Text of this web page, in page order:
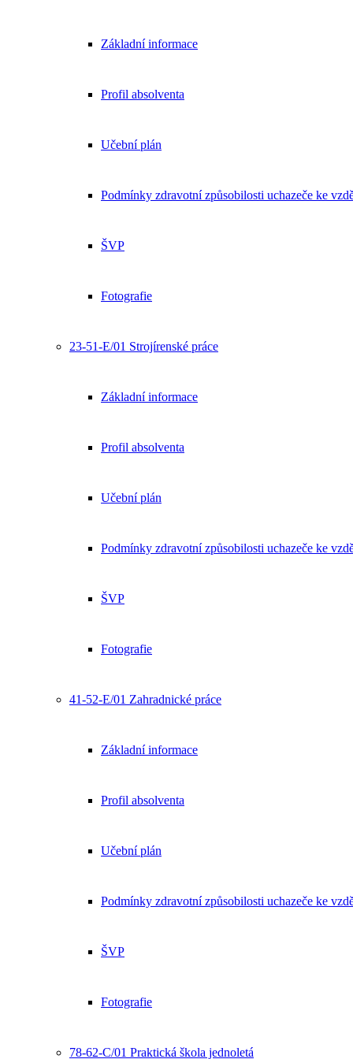
Základní informace
Profil absolventa
Učební plán
Podmínky zdravotní způsobilosti uchazeče ke
ŠVP
Fotografie
23-51-E/01 Strojírenské práce
Základní informace
Profil absolventa
Učební plán
Podmínky zdravotní způsobilosti uchazeče ke
ŠVP
Fotografie
41-52-E/01 Zahradnické práce
Základní informace
Profil absolventa
Učební plán
Podmínky zdravotní způsobilosti uchazeče ke
ŠVP
Fotografie
78-62-C/01 Praktická škola jednoletá